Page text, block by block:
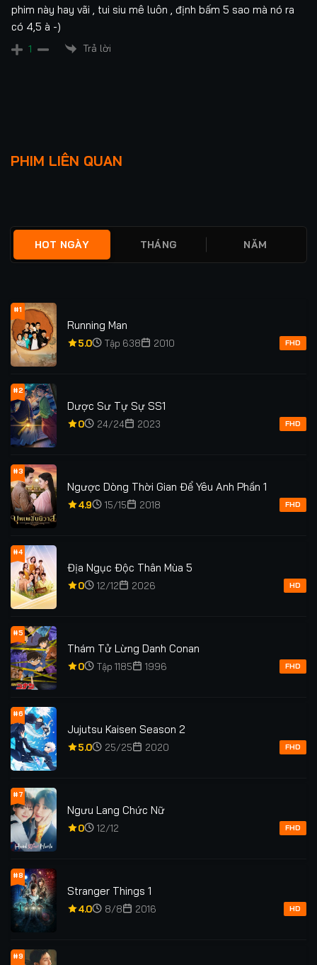
phim này hay vãi , tui siu mê luôn , định bấm 5 sao mà nó ra
có 4,5 à -)
1 Trả lời
PHIM LIÊN QUAN
Quân Bất Trì
HOT NGÀY THÁNG NĂM
#1
Running Man
5.0 Tập 638 2010 FHD
#2
Dược Sư Tự Sự SS1
0 24/24 2023 FHD
#3
Ngược Dòng Thời Gian Để Yêu Anh Phần 1
4.9 15/15 2018 FHD
#4
Địa Ngục Độc Thân Mùa 5
0 12/12 2026 HD
#5
Thám Tử Lừng Danh Conan
0 Tập 1185 1996 FHD
#6
Jujutsu Kaisen Season 2
5.0 25/25 2020 FHD
#7
Ngưu Lang Chức Nữ
0 12/12 FHD
#8
Stranger Things 1
4.0 8/8 2016 HD
#9